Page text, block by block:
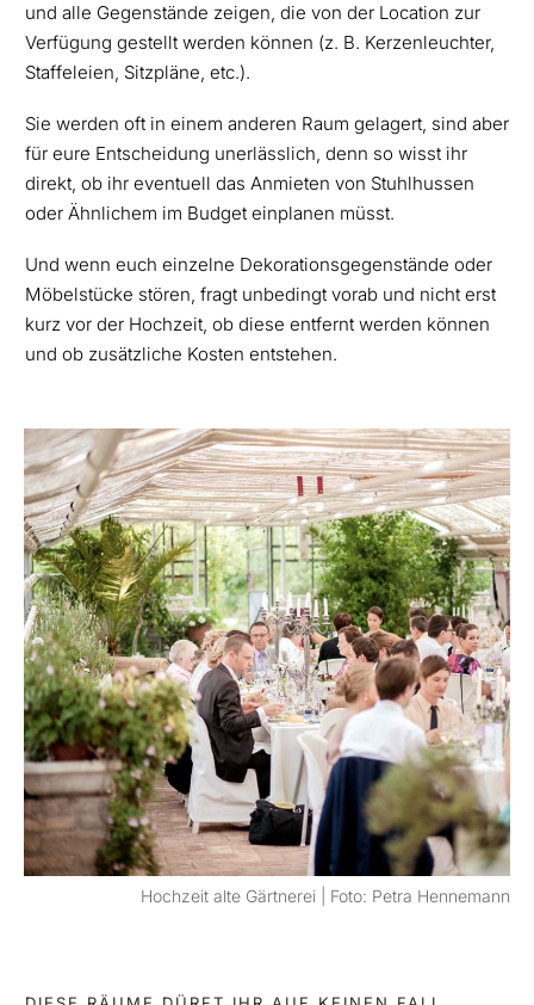
und alle Gegenstände zeigen, die von der Location zur
Verfügung gestellt werden können (z. B. Kerzenleuchter,
Staffeleien, Sitzpläne, etc.).
Sie werden oft in einem anderen Raum gelagert, sind aber
für eure Entscheidung unerlässlich, denn so wisst ihr
direkt, ob ihr eventuell das Anmieten von Stuhlhussen
oder Ähnlichem im Budget einplanen müsst.
Und wenn euch einzelne Dekorationsgegenstände oder
Möbelstücke stören, fragt unbedingt vorab und nicht erst
kurz vor der Hochzeit, ob diese entfernt werden können
und ob zusätzliche Kosten entstehen.
Hochzeit alte Gärtnerei | Foto: Petra Hennemann